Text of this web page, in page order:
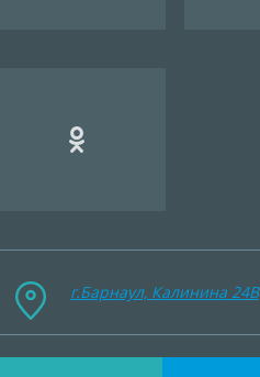
г.Барнаул, Калинина 24B